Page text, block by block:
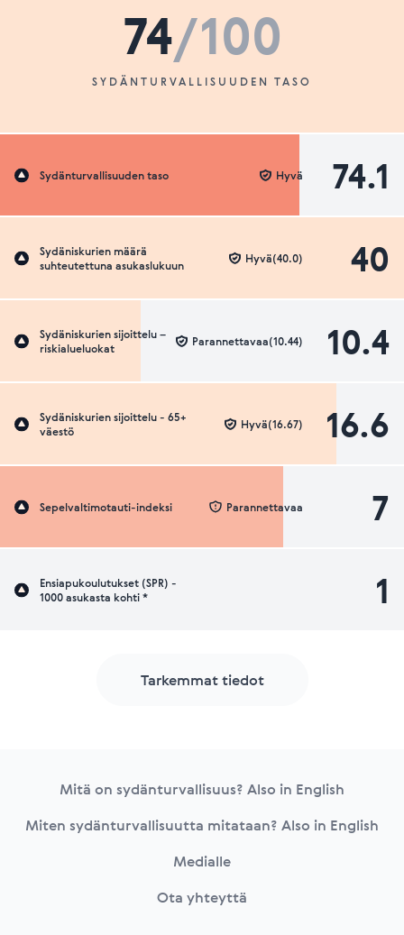
74/100
SYDÄNTURVALLISUUDEN TASO
Sydänturvallisuuden taso 74.1
Hyvä
Sydäniskurien määrä
suhteutettuna asukaslukuun
40
Hyvä(40.0)
Sydäniskurien sijoittelu –
riskialueluokat
10.4
Parannettavaa(10.44)
Sydäniskurien sijoittelu - 65+
väestö
16.6
Hyvä(16.67)
Sepelvaltimotauti-indeksi 7
Parannettavaa
Ensiapukoulutukset (SPR) -
1000 asukasta kohti *
1
Tarkemmat tiedot
Mitä on sydänturvallisuus? Also in English
Miten sydänturvallisuutta mitataan? Also in English
Medialle
Ota yhteyttä